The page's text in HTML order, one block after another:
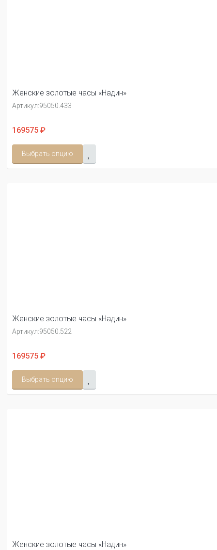
Женские золотые часы «Надин»
Артикул:95050.433
169575 ₽
Выбрать опцию
Женские золотые часы «Надин»
Артикул:95050.522
169575 ₽
Выбрать опцию
Женские золотые часы «Надин»